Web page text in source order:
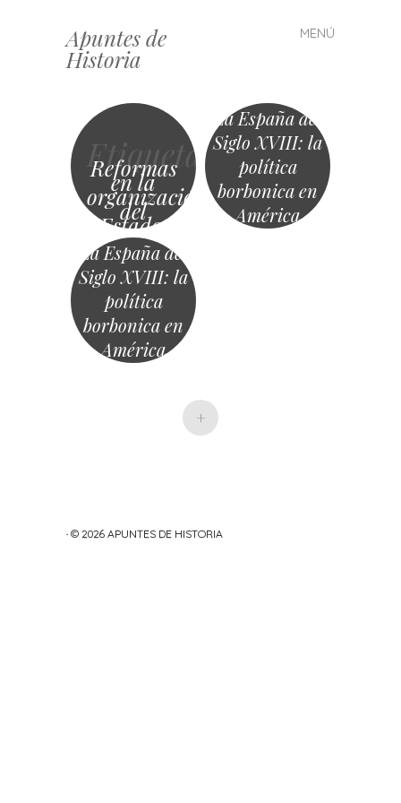
Apuntes de
Historia
MENÚ
Saltar
al
Etiqueta
Reformas
en la
organización
del
Estado.
La
monarquía
centralista.
La España del
Siglo XVIII: la
política
borbonica en
América
La España del
Siglo XVIII: la
política
borbonica en
América
+
· © 2026 APUNTES DE HISTORIA